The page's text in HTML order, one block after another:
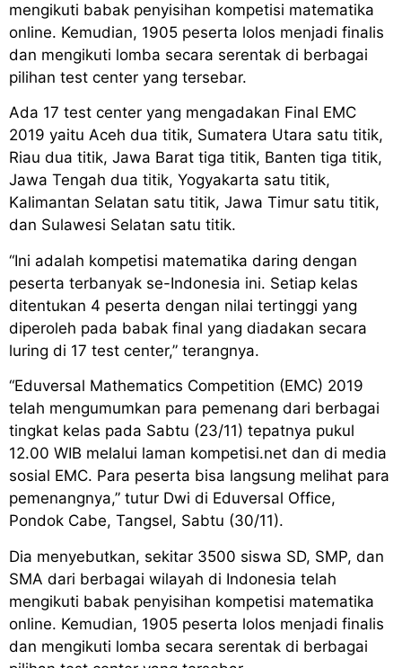
mengikuti babak penyisihan kompetisi matematika
online. Kemudian, 1905 peserta lolos menjadi finalis
dan mengikuti lomba secara serentak di berbagai
pilihan test center yang tersebar.
Ada 17 test center yang mengadakan Final EMC
2019 yaitu Aceh dua titik, Sumatera Utara satu titik,
Riau dua titik, Jawa Barat tiga titik, Banten tiga titik,
Jawa Tengah dua titik, Yogyakarta satu titik,
Kalimantan Selatan satu titik, Jawa Timur satu titik,
dan Sulawesi Selatan satu titik.
“Ini adalah kompetisi matematika daring dengan
peserta terbanyak se-Indonesia ini. Setiap kelas
ditentukan 4 peserta dengan nilai tertinggi yang
diperoleh pada babak final yang diadakan secara
luring di 17 test center,” terangnya.
“Eduversal Mathematics Competition (EMC) 2019
telah mengumumkan para pemenang dari berbagai
tingkat kelas pada Sabtu (23/11) tepatnya pukul
12.00 WIB melalui laman kompetisi.net dan di media
sosial EMC. Para peserta bisa langsung melihat para
pemenangnya,” tutur Dwi di Eduversal Office,
Pondok Cabe, Tangsel, Sabtu (30/11).
Dia menyebutkan, sekitar 3500 siswa SD, SMP, dan
SMA dari berbagai wilayah di Indonesia telah
mengikuti babak penyisihan kompetisi matematika
online. Kemudian, 1905 peserta lolos menjadi finalis
dan mengikuti lomba secara serentak di berbagai